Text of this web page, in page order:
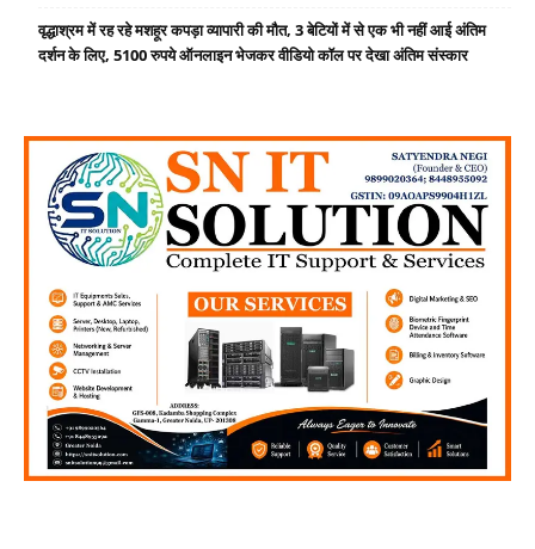
वृद्धाश्रम में रह रहे मशहूर कपड़ा व्यापारी की मौत, 3 बेटियों में से एक भी नहीं आई अंतिम
दर्शन के लिए, 5100 रुपये ऑनलाइन भेजकर वीडियो कॉल पर देखा अंतिम संस्कार